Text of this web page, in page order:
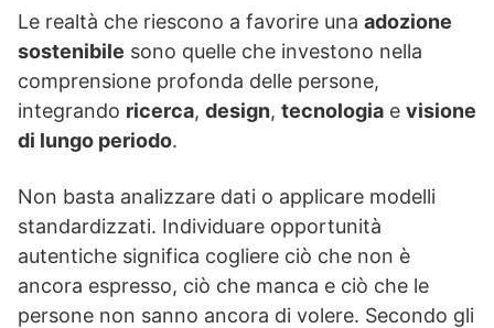
Le realtà che riescono a favorire una adozione
sostenibile sono quelle che investono nella
comprensione profonda delle persone,
integrando ricerca, design, tecnologia e visione
di lungo periodo.
Non basta analizzare dati o applicare modelli
standardizzati. Individuare opportunità
autentiche significa cogliere ciò che non è
ancora espresso, ciò che manca e ciò che le
persone non sanno ancora di volere. Secondo gli